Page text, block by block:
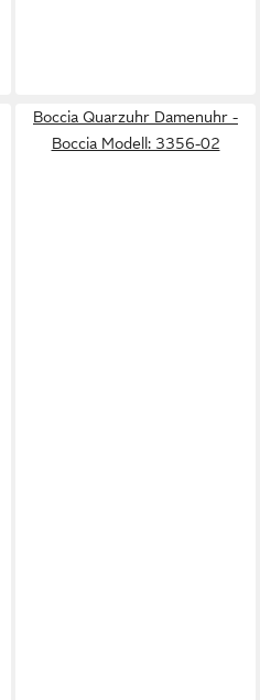
Boccia Quarzuhr Damenuhr -
Boccia Modell: 3356-02